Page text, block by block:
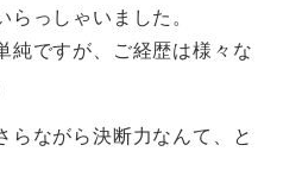
っしゃいました。
純ですが、ご経歴は様々な
らながら決断力なんて、と